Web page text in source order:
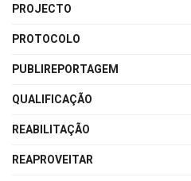
PROJECTO
PROTOCOLO
PUBLIREPORTAGEM
QUALIFICAÇÃO
REABILITAÇÃO
REAPROVEITAR